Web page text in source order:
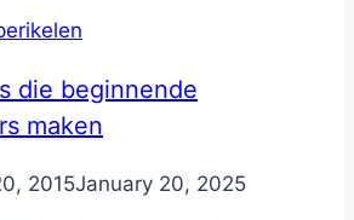
die beginnende
maken
2015January 20, 2025